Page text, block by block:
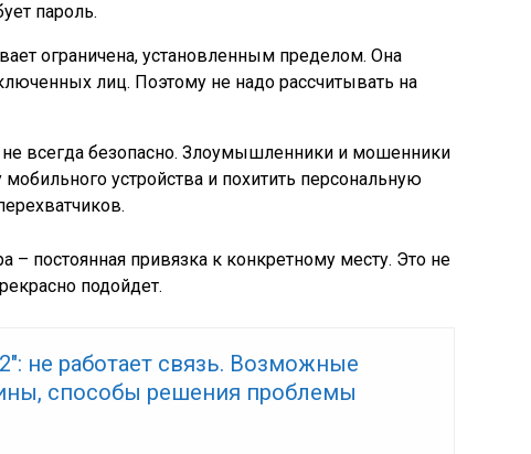
пароль.
ограничена, установленным пределом. Она
лиц. Поэтому не надо рассчитывать на
не всегда безопасно. Злоумышленники и мошенники
устройства и похитить персональную
– постоянная привязка к конкретному месту. Это не
подойдет.
не работает связь. Возможные
способы решения проблемы